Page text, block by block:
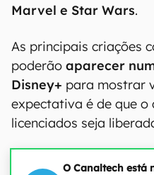
Marvel e Star Wars.
As principais criações
poderão aparecer
Disney+ para mostrar
expectativa é de que o
licenciados seja
O Canaltech está